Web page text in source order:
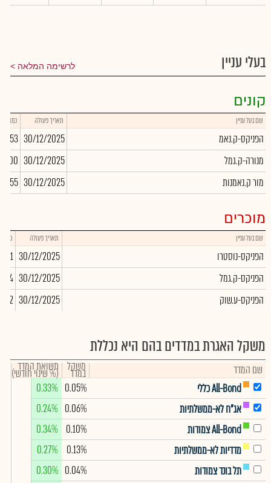
בעלי עניין לרשימה המלאה
קונים
שם בעל עניין תאריך פעולה כמות
הפניקס-ק.נאמ 30/12/2025
מנורה-ק.גמל
30/12/2025
מור ק.נאמנות
30/12/2025
מוכרים
שם בעל עניין תאריך פעולה כמות
הפניקס-נוסטרו 30/12/2025
הפניקס-ק.גמל
30/12/2025
הפניקס-ע.שוק
30/12/2025
-22
משקל האגרת במדדים בהם היא נכללת
שם המדד משקל
במדד תשואת המדד
(% שינוי חודשי)
All-Bond כללי
0.05%
0.33%
אג"ח לא-ממשלתיות
0.06%
0.24%
All-Bond צמודות
0.10%
0.34%
מדדיות לא-ממשלתיות
0.13%
0.27%
תל בונד צמודות
0.04%
0.30%